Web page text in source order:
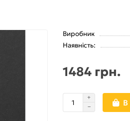
Виробник
Наявність:
1484 грн.
В